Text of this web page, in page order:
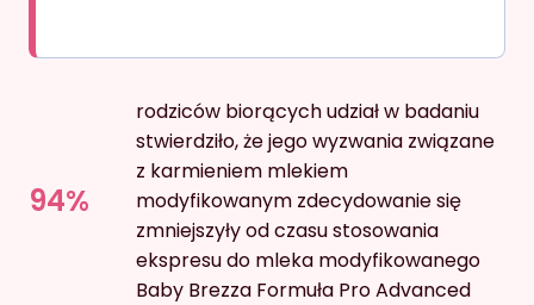
94%
rodziców biorących udział w badaniu
stwierdziło, że jego wyzwania związane
z karmieniem mlekiem
modyfikowanym zdecydowanie się
zmniejszyły od czasu stosowania
ekspresu do mleka modyfikowanego
Baby Brezza Formuła Pro Advanced